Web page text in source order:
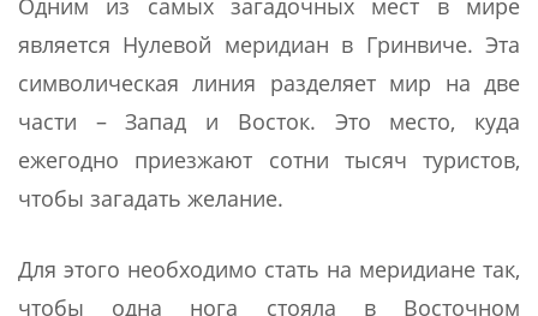
Одним из самых загадочных мест в мире
является Нулевой меридиан в Гринвиче. Эта
символическая линия разделяет мир на две
части – Запад и Восток. Это место, куда
ежегодно приезжают сотни тысяч туристов,
чтобы загадать желание.
Для этого необходимо стать на меридиане так,
чтобы одна нога стояла в Восточном